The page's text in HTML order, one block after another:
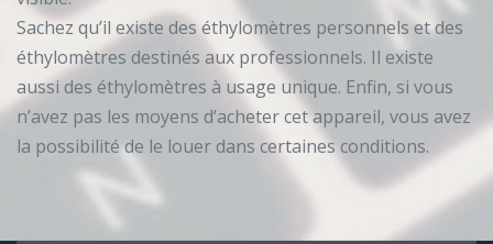
Sachez qu’il existe des éthylomètres personnels et des
éthylomètres destinés aux professionnels. Il existe
aussi des éthylomètres à usage unique. Enfin, si vous
n’avez pas les moyens d’acheter cet appareil, vous avez
la possibilité de le louer dans certaines conditions.